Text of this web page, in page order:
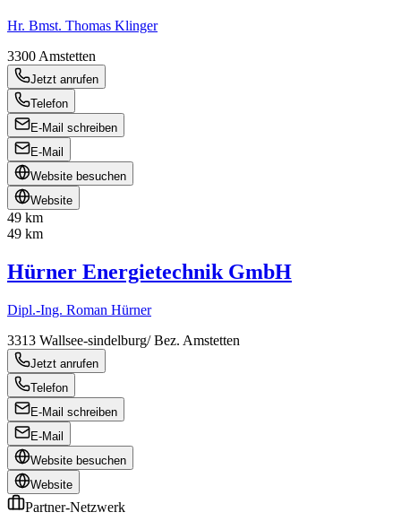
Hr. Bmst. Thomas Klinger
3300 Amstetten
Jetzt anrufen
Telefon
E-Mail schreiben
E-Mail
Website besuchen
Website
49 km
49 km
Hürner Energietechnik GmbH
Dipl.-Ing. Roman Hürner
3313 Wallsee-sindelburg/ Bez. Amstetten
Jetzt anrufen
Telefon
E-Mail schreiben
E-Mail
Website besuchen
Website
Partner-Netzwerk